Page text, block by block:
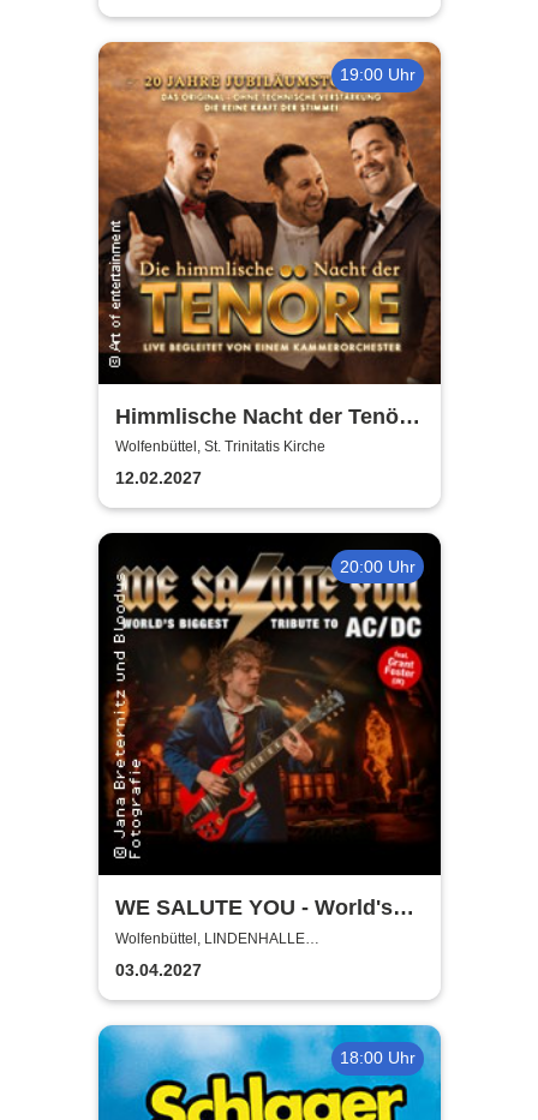
19:00 Uhr
Himmlische Nacht der Tenöre
- Das Original - Live und ohne
technische Verstärkung
Wolfenbüttel, St. Trinitatis Kirche
12.02.2027
20:00 Uhr
WE SALUTE YOU - World's
biggest Tribute to AC/DC
Wolfenbüttel, LINDENHALLE
WOLFENBÜTTEL
03.04.2027
18:00 Uhr